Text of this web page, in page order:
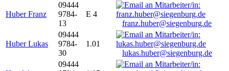
Huber Franz
09444
9784-
13
E 4
franz.huber@siegenburg.de
Huber Lukas
09444
9784-
30
1.01
lukas.huber@siegenburg.de
09444